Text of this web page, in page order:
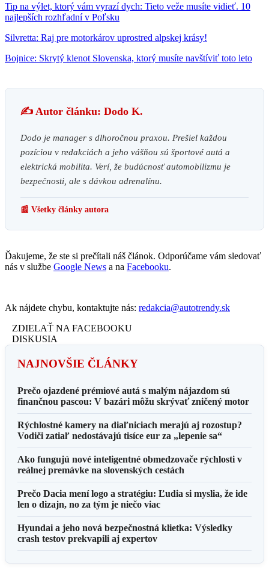
Tip na výlet, ktorý vám vyrazí dych: Tieto veže musíte vidieť. 10
najlepších rozhľadní v Poľsku
Silvretta: Raj pre motorkárov uprostred alpskej krásy!
Bojnice: Skrytý klenot Slovenska, ktorý musíte navštíviť toto leto
✍️ Autor článku: Dodo K.
Dodo je manager s dlhoročnou praxou. Prešiel každou
pozíciou v redakciách a jeho vášňou sú športové autá a
elektrická mobilita. Verí, že budúcnosť automobilizmu je
bezpečnosti, ale s dávkou adrenalínu.
📰 Všetky články autora
Ďakujeme, že ste si prečítali náš článok. Odporúčame vám sledovať
nás v službe Google News a na Facebooku.
Ak nájdete chybu, kontaktujte nás: redakcia@autotrendy.sk
ZDIELAŤ NA FACEBOOKU
DISKUSIA
NAJNOVŠIE ČLÁNKY
Prečo ojazdené prémiové autá s malým nájazdom sú
finančnou pascou: V bazári môžu skrývať zničený motor
Rýchlostné kamery na diaľniciach merajú aj rozostup?
Vodiči zatiaľ nedostávajú tisíce eur za „lepenie sa“
Ako fungujú nové inteligentné obmedzovače rýchlosti v
reálnej premávke na slovenských cestách
Prečo Dacia mení logo a stratégiu: Ľudia si myslia, že ide
len o dizajn, no za tým je niečo viac
Hyundai a jeho nová bezpečnostná klietka: Výsledky
crash testov prekvapili aj expertov